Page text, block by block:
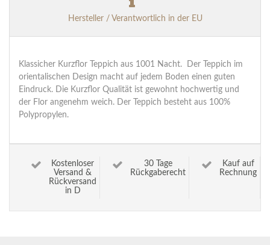
Hersteller / Verantwortlich in der EU
Klassicher Kurzflor Teppich aus 1001 Nacht. Der Teppich im
orientalischen Design macht auf jedem Boden einen guten
Eindruck. Die Kurzflor Qualität ist gewohnt hochwertig und
der Flor angenehm weich. Der Teppich besteht aus 100%
Polypropylen.
Kostenloser
Versand &
Rückversand
in D
30 Tage
Rückgaberecht
Kauf auf
Rechnung